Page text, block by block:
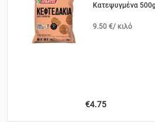
Κατεψυγμένα
9.50 €/ κιλό
€4.75